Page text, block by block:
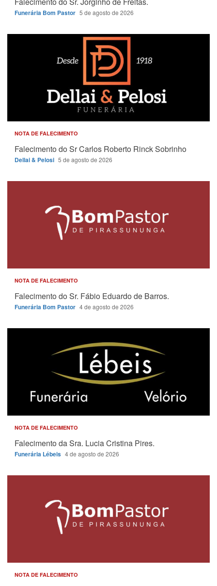
Funerária Bom Pastor 5 de agosto de 2026
NOTA DE FALECIMENTO
Falecimento do Sr Carlos Roberto Rinck Sobrinho
Dellai & Pelosi 5 de agosto de 2026
NOTA DE FALECIMENTO
Falecimento do Sr. Fábio Eduardo de Barros.
Funerária Bom Pastor 4 de agosto de 2026
NOTA DE FALECIMENTO
Falecimento da Sra. Lucia Cristina Pires.
Funerária Lébeis 4 de agosto de 2026
NOTA DE FALECIMENTO